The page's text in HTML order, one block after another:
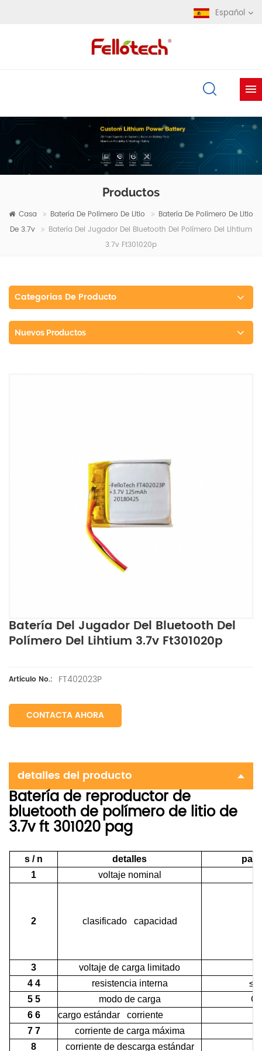
Español
Productos
Casa Batería De Polímero De Litio
Batería De Polímero De Litio
De 3.7v
Batería Del Jugador Del Bluetooth Del Polímero Del Lihtium
3.7v Ft301020p
Categorías De Producto
Nuevos Productos
Batería Del Jugador Del Bluetooth Del
Polímero Del Lihtium 3.7v Ft301020p
Artículo No.: FT402023P
CONTACTA AHORA
detalles del producto
Batería de reproductor de
bluetooth de polímero de litio de
3.7v ft 301020pag
s / n detalles
1
voltaje nominal
2 clasificado capacidad
3 voltaje de carga limitado
4 4
resistencia interna
5 5
modo de carga
6 6
cargo estándar corriente
7 7
corriente de carga máxima
8
corriente de descarga estándar